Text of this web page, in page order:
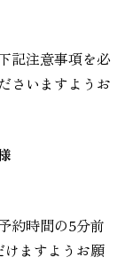
記注意事項を必
さいますようお
約時間の5分前
ますようお願